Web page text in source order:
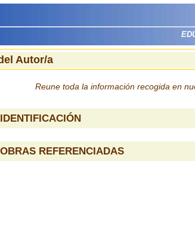
Autor/a
Reune toda la información recogida en
IDENTIFICACIÓN
OBRAS REFERENCIADAS